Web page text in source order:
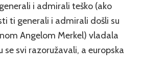
i admirali teško (ako
ti generali i admirali došli su
Angelom Merkel) vladala
svi razoružavali, a europska